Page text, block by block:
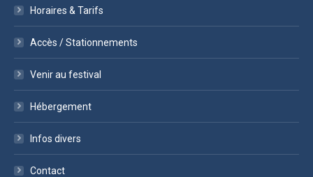
Horaires & Tarifs
Accès / Stationnements
Venir au festival
Hébergement
Infos divers
Contact